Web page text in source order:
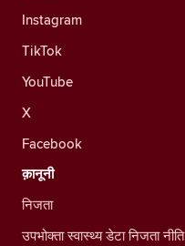
Instagram
TikTok
YouTube
X
Facebook
क़ानूनी
निजता
उपभोक्ता स्वास्थ्य डेटा निजता नीति